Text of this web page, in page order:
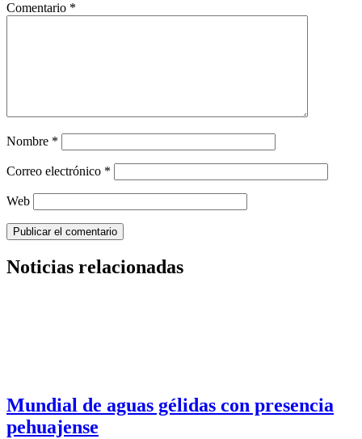
Comentario *
Nombre *
Correo electrónico *
Web
Noticias relacionadas
Mundial de aguas gélidas con presencia
pehuajense